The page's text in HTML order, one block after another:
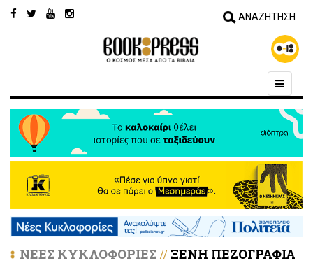
ΝΕΕΣ ΚΥΚΛΟΦΟΡΙΕΣ // ΞΕΝΗ ΠΕΖΟΓΡΑΦΙΑ